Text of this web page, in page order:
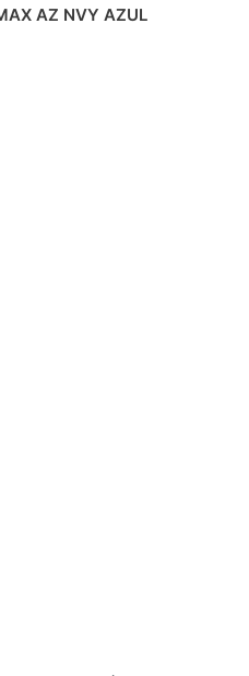
AZ NVY AZUL